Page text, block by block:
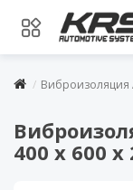
Виброизоляция
400 х 600